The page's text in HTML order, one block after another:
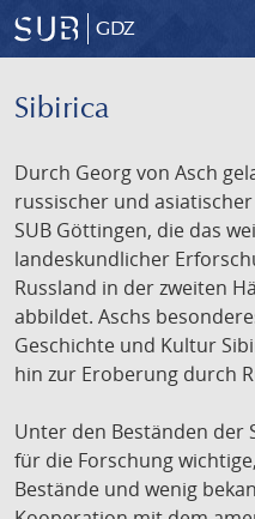
GDZ
Sibirica
Durch Georg von Asch
russischer und
SUB Göttingen, die das
landeskundlicher
Russland in der zweiten
abbildet. Aschs
Geschichte und Kultur
hin zur Eroberung durch
Unter den Beständen der
für die Forschung
Bestände und wenig